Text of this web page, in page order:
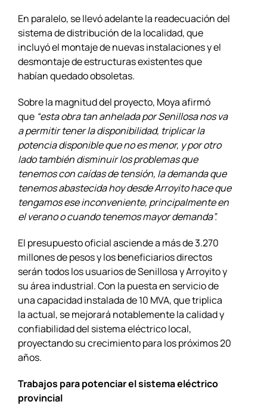
En paralelo, se llevó adelante la readecuación del
sistema de distribución de la localidad, que
incluyó el montaje de nuevas instalaciones y el
desmontaje de estructuras existentes que
habían quedado obsoletas.
Sobre la magnitud del proyecto, Moya afirmó
que “esta obra tan anhelada por Senillosa nos va
a permitir tener la disponibilidad, triplicar la
potencia disponible que no es menor, y por otro
lado también disminuir los problemas que
tenemos con caídas de tensión, la demanda que
tenemos abastecida hoy desde Arroyito hace que
tengamos ese inconveniente, principalmente en
el verano o cuando tenemos mayor demanda”.
El presupuesto oficial asciende a más de 3.270
millones de pesos y los beneficiarios directos
serán todos los usuarios de Senillosa y Arroyito y
su área industrial. Con la puesta en servicio de
una capacidad instalada de 10 MVA, que triplica
la actual, se mejorará notablemente la calidad y
confiabilidad del sistema eléctrico local,
proyectando su crecimiento para los próximos 20
años.
Trabajos para potenciar el sistema eléctrico
provincial